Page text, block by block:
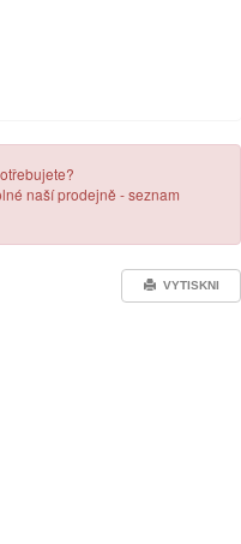
naší prodejně - seznam
VYTISKNI